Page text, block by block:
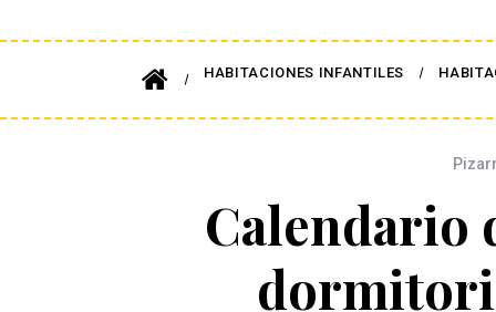
HABITACIONES INFANTILES
Calendario